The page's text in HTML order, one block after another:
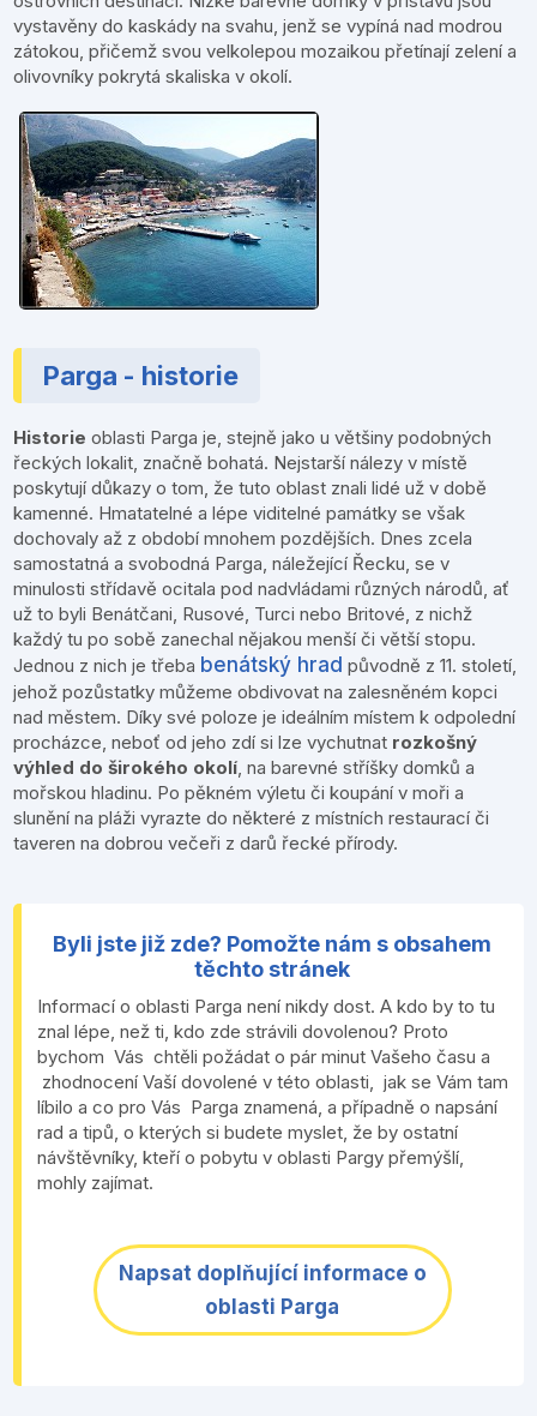
vystavěny do kaskády na svahu, jenž se vypíná nad modrou
zátokou, přičemž svou velkolepou mozaikou přetínají zelení a
olivovníky pokrytá skaliska v okolí.
Parga - historie
Historie oblasti Parga je, stejně jako u většiny podobných
řeckých lokalit, značně bohatá. Nejstarší nálezy v místě
poskytují důkazy o tom, že tuto oblast znali lidé už v době
kamenné. Hmatatelné a lépe viditelné památky se však
dochovaly až z období mnohem pozdějších. Dnes zcela
samostatná a svobodná Parga, náležející Řecku, se v
minulosti střídavě ocitala pod nadvládami různých národů, ať
už to byli Benátčani, Rusové, Turci nebo Britové, z nichž
každý tu po sobě zanechal nějakou menší či větší stopu.
Jednou z nich je třeba benátský hrad původně z 11. století,
jehož pozůstatky můžeme obdivovat na zalesněném kopci
nad městem. Díky své poloze je ideálním místem k odpolední
procházce, neboť od jeho zdí si lze vychutnat rozkošný
výhled do širokého okolí, na barevné stříšky domků a
mořskou hladinu. Po pěkném výletu či koupání v moři a
slunění na pláži vyrazte do některé z místních restaurací či
taveren na dobrou večeři z darů řecké přírody.
Byli jste již zde? Pomožte nám s obsahem
těchto stránek
Informací o oblasti Parga není nikdy dost. A kdo by to tu
znal lépe, než ti, kdo zde strávili dovolenou? Proto
bychom Vás chtěli požádat o pár minut Vašeho času a
zhodnocení Vaší dovolené v této oblasti, jak se Vám tam
líbilo a co pro Vás Parga znamená, a případně o napsání
rad a tipů, o kterých si budete myslet, že by ostatní
návštěvníky, kteří o pobytu v oblasti Pargy přemýšlí,
mohly zajímat.
Napsat doplňující informace o
oblasti Parga